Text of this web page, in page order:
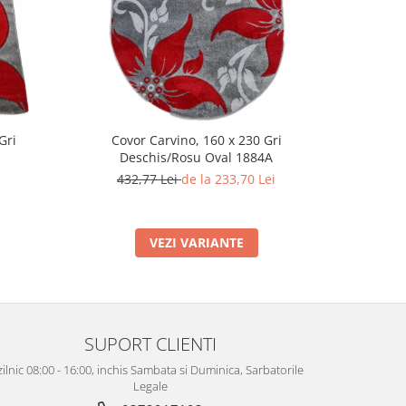
Covor Carvino, 160 x 230 Gri
Deschis/Rosu Oval 1884A
432,77 Leide la 233,70 Lei
VEZI VARIANTE
SUPORT CLIENTI
08:00 - 16:00, inchis Sambata si Duminica, Sarbatorile
Legale